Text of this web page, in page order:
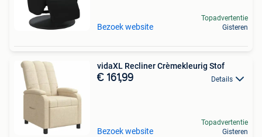
Bezoek website
Topadvertentie
Gisteren
vidaXL Recliner Crèmekleurig Stof
€ 161,99 Details
Bezoek website
Topadvertentie
Gisteren